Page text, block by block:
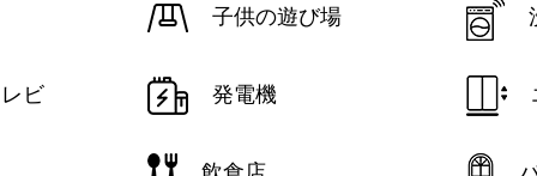
ビ
子供の遊び場
発電機